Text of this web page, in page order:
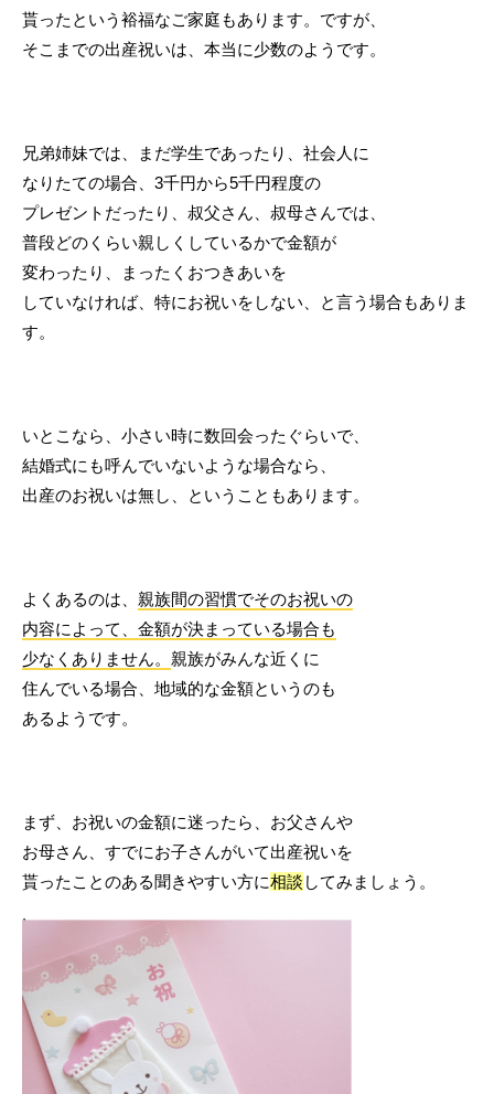
貰ったという裕福なご家庭もあります。ですが、
そこまでの出産祝いは、本当に少数のようです。
兄弟姉妹では、まだ学生であったり、社会人に
なりたての場合、3千円から5千円程度の
プレゼントだったり、叔父さん、叔母さんでは、
普段どのくらい親しくしているかで金額が
変わったり、まったくおつきあいを
していなければ、特にお祝いをしない、と言う場合もありま
す。
いとこなら、小さい時に数回会ったぐらいで、
結婚式にも呼んでいないような場合なら、
出産のお祝いは無し、ということもあります。
よくあるのは、 親族間の習慣でそのお祝いの
内容によって、金額が決まっている場合も
少なくありません。 親族がみんな近くに
住んでいる場合、地域的な金額というのも
あるようです。
まず、お祝いの金額に迷ったら、お父さんや
お母さん、すでにお子さんがいて出産祝いを
貰ったことのある聞きやすい方に相談 してみましょう。